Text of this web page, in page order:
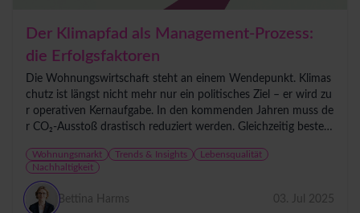
Der Klimapfad als Management-Prozess:
die Erfolgsfaktoren
Die Wohnungswirtschaft steht an einem Wendepunkt. Klimas
chutz ist längst nicht mehr nur ein politisches Ziel – er wird zu
r operativen Kernaufgabe. In den kommenden Jahren muss de
r CO₂-Ausstoß drastisch reduziert werden. Gleichzeitig besteh
Wohnungsmarkt Trends & Insights
Lebensqualität
Nachhaltigkeit
Bettina Harms 03. Jul 2025